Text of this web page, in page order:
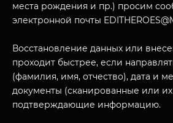
МУЗЕЙНЫЙ
места рождения и пр.) просим
электронной почты
Восстановление данных или
проходит быстрее, если
(фамилия, имя, отчество), дата и
документы (сканированные или
подтверждающие информацию.